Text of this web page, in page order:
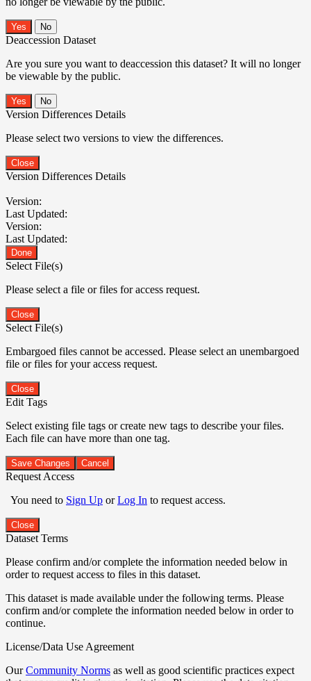
No
Deaccession Dataset
Are you sure you want to deaccession this dataset? It will no longer
be viewable by the public.
No
Version Differences Details
Please select two versions to view the differences.
Close
Version Differences Details
Version:
Last Updated:
Version:
Last Updated:
Done
Select File(s)
Please select a file or files for access request.
Close
Select File(s)
Embargoed files cannot be accessed. Please select an unembargoed
file or files for your access request.
Close
Edit Tags
Select existing file tags or create new tags to describe your files.
Each file can have more than one tag.
Save Changes Cancel
Request Access
You need to Sign Up orLog In to request access.
Close
Dataset Terms
Please confirm and/or complete the information needed below in
order to request access to files in this dataset.
This dataset is made available under the following terms. Please
confirm and/or complete the information needed below in order to
continue.
License/Data Use Agreement
OurCommunity Norms as well as good scientific practices expect